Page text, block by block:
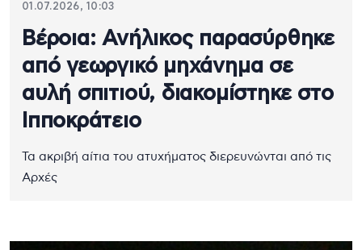
01.07.2026, 10:03
Βέροια: Ανήλικος παρασύρθηκε
από γεωργικό μηχάνημα σε
αυλή σπιτιού, διακομίστηκε στο
Ιπποκράτειο
Τα ακριβή αίτια του ατυχήματος διερευνώνται από τις
Αρχές